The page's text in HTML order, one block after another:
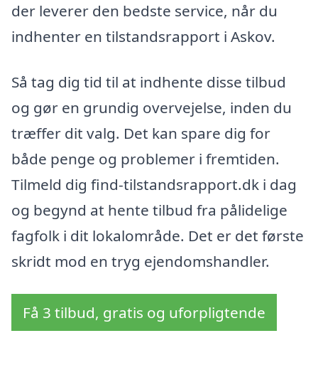
der leverer den bedste service, når du
indhenter en tilstandsrapport i Askov.
Så tag dig tid til at indhente disse tilbud
og gør en grundig overvejelse, inden du
træffer dit valg. Det kan spare dig for
både penge og problemer i fremtiden.
Tilmeld dig find-tilstandsrapport.dk i dag
og begynd at hente tilbud fra pålidelige
fagfolk i dit lokalområde. Det er det første
skridt mod en tryg ejendomshandler.
Få 3 tilbud, gratis og uforpligtende